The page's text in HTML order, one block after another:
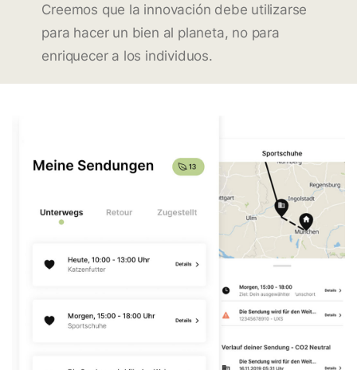
Creemos que la innovación debe utilizarse
para hacer un bien al planeta, no para
enriquecer a los individuos.